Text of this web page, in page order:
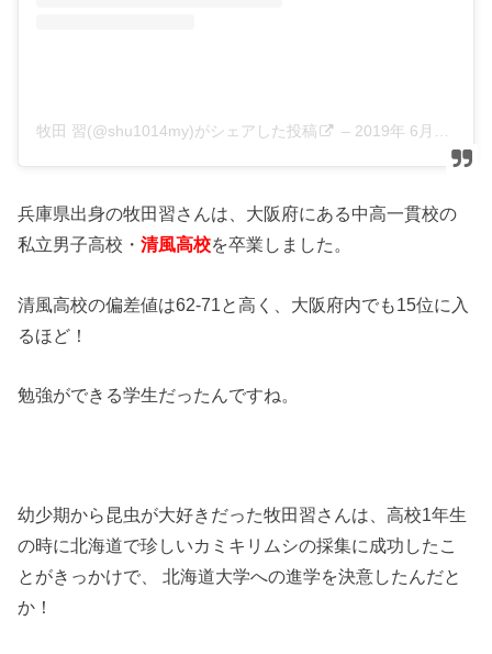
牧田 習(@shu1014my)がシェアした投稿 – 2019年 6月月18日午前5時00分PDT
兵庫県出身の牧田習さんは、大阪府にある中高一貫校の
私立男子高校・清風高校を卒業しました。
清風高校の偏差値は62-71と高く、大阪府内でも15位に入
るほど！
勉強ができる学生だったんですね。
幼少期から昆虫が大好きだった牧田習さんは、高校1年生
の時に北海道で珍しいカミキリムシの採集に成功したこ
とがきっかけで、 北海道大学への進学を決意したんだと
か！